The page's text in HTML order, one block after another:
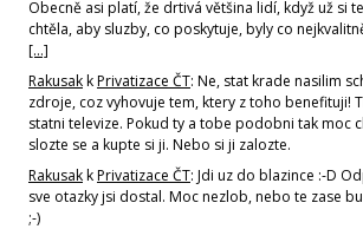
Obecně asi platí, že drtivá většina lidí, když už si
chtěla, aby sluzby, co poskytuje, byly co
[…]
RakusakkPrivatizace ČT: Ne, stat krade nasilim
zdroje, coz vyhovuje tem, ktery z toho benefituji!
statni televize. Pokud ty a tobe podobni tak moc
slozte se a kupte si ji. Nebo si ji zalozte.
RakusakkPrivatizace ČT: Jdi uz do blazince :-D
sve otazky jsi dostal. Moc nezlob, nebo te zase
;-)